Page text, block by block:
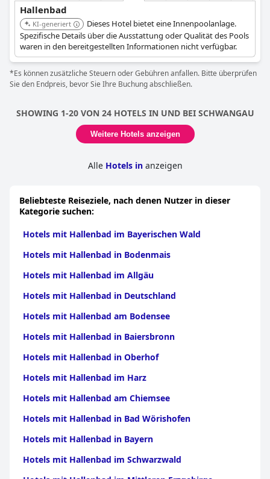
Hallenbad
KI-generiert
Dieses Hotel bietet eine Innenpoolanlage.
Spezifische Details über die Ausstattung oder Qualität des Pools
waren in den bereitgestellten Informationen nicht verfügbar.
*Es können zusätzliche Steuern oder Gebühren anfallen. Bitte überprüfen
Sie den Endpreis, bevor Sie Ihre Buchung abschließen.
SHOWING 1-20 VON 24 HOTELS IN UND BEI SCHWANGAU
Weitere Hotels anzeigen
Alle Hotels in anzeigen
Beliebteste Reiseziele, nach denen Nutzer in dieser
Kategorie suchen:
Hotels mit Hallenbad im Bayerischen Wald
Hotels mit Hallenbad in Bodenmais
Hotels mit Hallenbad im Allgäu
Hotels mit Hallenbad in Deutschland
Hotels mit Hallenbad am Bodensee
Hotels mit Hallenbad in Baiersbronn
Hotels mit Hallenbad in Oberhof
Hotels mit Hallenbad im Harz
Hotels mit Hallenbad am Chiemsee
Hotels mit Hallenbad in Bad Wörishofen
Hotels mit Hallenbad in Bayern
Hotels mit Hallenbad im Schwarzwald